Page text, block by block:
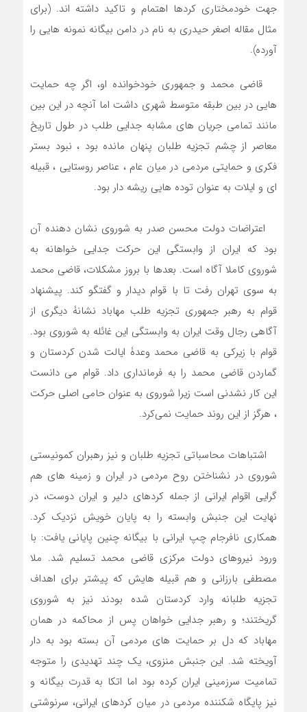
جهت خودمختاری کردها اهتمام و تاکید داشته اند. (برای
مثال مقاله اصغر حیدری به نام در دامن بیگانه نمونه هایی را
آورده).
قاضی محمد و جمهوری خودخوانده او، اگر چه حمایت
هایی در بین طبقه متوسط شهری داشت اما آنچه در این بین
مانند تمامی جریان های مشابه جدایی طلب در طول تاریخ
معاصر از چشم تجزیه طلبان پنهان مانده بود ، نبود بستر
فکری و حمایتی مردمی در میان عام ، عناصر روستایی ، قبیله
ای و ایلات به عنوان توده هایی ریشه دار بود.
اعتراضات دولت محسن صدر به شوروی نشان دهنده آن
بود که ایران از وابستگی این حرکت جدایی خواهانه به
شوروی کاملا آگاه است. بعدها با بروز مشکلات، قاضی محمد
به سوی تهران رفت تا با قوام دیدار و گفتگو کند. پیشنهاد
قوام به رهبر جمهوری تجزیه طلب مهاباد نشانۀ دیگری از
آگاهی رجال وقت ایران به وابستگی این غائله به شوروی بود.
قوام با زیرکی به قاضی محمد وعدۀ ایالت شدن کردستان و
گماردن قاضی محمد را به فرمانداری داد. قوام می دانست
این کار نشدنی است زیرا شوروی به عنوان حامی اصلی حرکت
، هرگز از این روند حمایت نمی‌‌کرد.
اشتباهات محاسباتی تجزیه طلبان و نیز رهبران کمونیستی
شوروی در نشناختن روح مردمی در ایران و زمینه های هم
گرایی اقوام ایرانی از جمله کردهای دلیر و ایران دوست، در
نهایت این جنبش وابسته را به پایان خویش نزدیک کرد.
همکاری نافرجام چپ ایرانی با بیگانه چنین پایانی یافت: با
ورود نیروهای دولت مرکزی قاضی محمد تسلیم شد. ملا
مصطفی بارزانی و هم قبیله هایش که پیشتر برای اهداف
تجزیه طلبانه وارد کردستان شده بودند نیز به شوروی
گریختند؛ و رهبر جدایی خواهان پس از محاکمه در همان
مهاباد که دل بر حمایت های مردمی آن بسته بود به دار
آویخته شد. این جنبش منزوی، یک چند تهدیدی را متوجه
تمامیت سرزمینی ایران کرده بود اما اتکا به قدرت بیگانه و
نیز پایگاه شکننده مردمی در میان کردهای ایرانی، سرنوشتی